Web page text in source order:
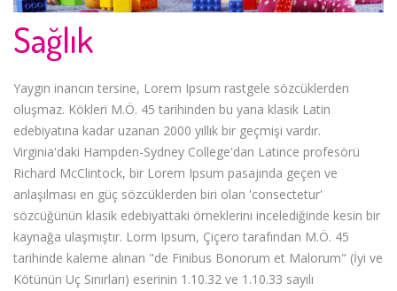
Sağlık
Yaygın inancın tersine, Lorem Ipsum rastgele sözcüklerden
oluşmaz. Kökleri M.Ö. 45 tarihinden bu yana klasik Latin
edebiyatına kadar uzanan 2000 yıllık bir geçmişi vardır.
Virginia'daki Hampden-Sydney College'dan Latince profesörü
Richard McClintock, bir Lorem Ipsum pasajında geçen ve
anlaşılması en güç sözcüklerden biri olan 'consectetur'
sözcüğünün klasik edebiyattaki örneklerini incelediğinde kesin bir
kaynağa ulaşmıştır. Lorm Ipsum, Çiçero tarafından M.Ö. 45
tarihinde kaleme alınan "de Finibus Bonorum et Malorum" (İyi ve
Kötünün Uç Sınırları) eserinin 1.10.32 ve 1.10.33 sayılı